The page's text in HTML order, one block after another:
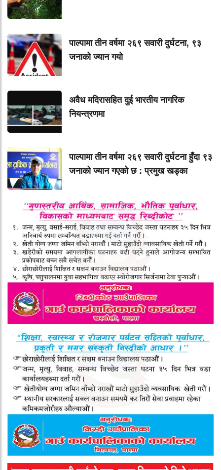
पाल्पामा तीन वर्षमा २६९ सवारी दुर्घटना, ९३
जनाको ज्यान गयाे
अवैध मदिरासहित दुई भारतीय नागरिक
नियन्त्रणमा
पाल्पामा तीन वर्षमा २६९ सवारी दुर्घटना हुँदा ९३
जनाको ज्यान गएको छ : प्रमुख खड्का